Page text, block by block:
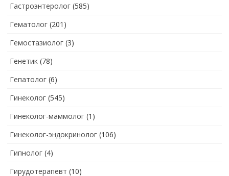
Гастроэнтеролог (585)
Гематолог (201)
Гемостазиолог (3)
Генетик (78)
Гепатолог (6)
Гинеколог (545)
Гинеколог-маммолог (1)
Гинеколог-эндокринолог (106)
Гипнолог (4)
Гирудотерапевт (10)